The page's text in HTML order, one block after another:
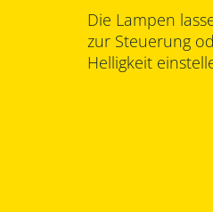
Die Lampen
zur Steuerung
Helligkeit